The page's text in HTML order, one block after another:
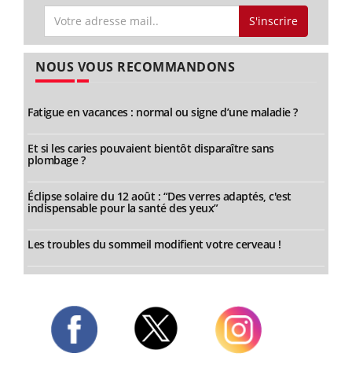
S'inscrire
NOUS VOUS RECOMMANDONS
Fatigue en vacances : normal ou signe d’une maladie ?
Et si les caries pouvaient bientôt disparaître sans
plombage ?
Éclipse solaire du 12 août : “Des verres adaptés, c'est
indispensable pour la santé des yeux”
Les troubles du sommeil modifient votre cerveau !